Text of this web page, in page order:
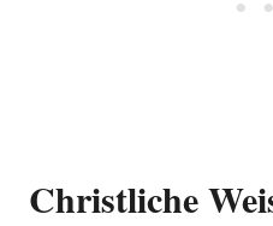
Christliche